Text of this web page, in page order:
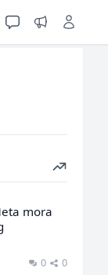
mora
0 0